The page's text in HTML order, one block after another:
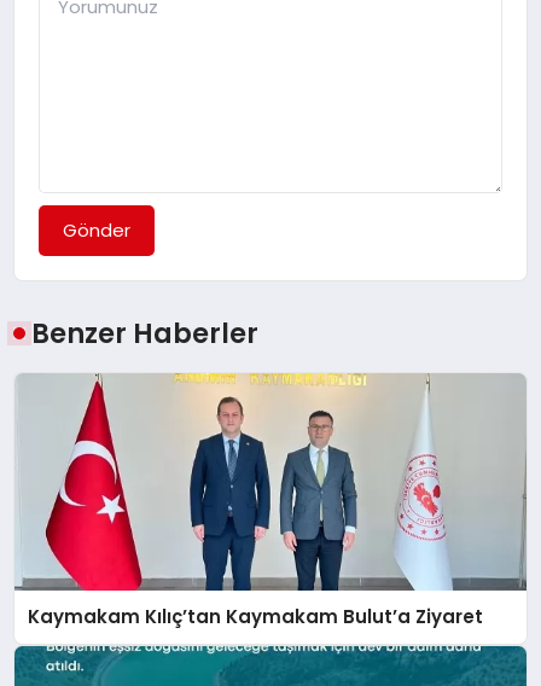
Gönder
Benzer Haberler
Kaymakam Kılıç’tan Kaymakam Bulut’a Ziyaret